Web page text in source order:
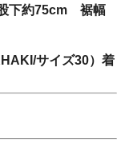
下約75cm 裾幅
サイズ30）着